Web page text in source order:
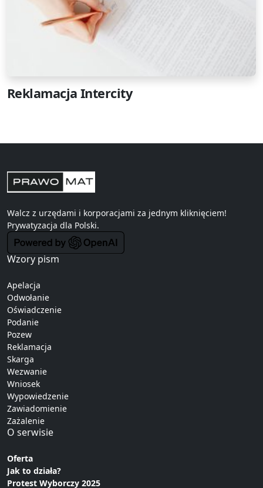
Reklamacja Intercity
Walcz z urzędami i korporacjami za jednym kliknięciem!
Prywatyzacja dla Polski.
Wzory pism
Apelacja
Odwołanie
Oświadczenie
Podanie
Pozew
Reklamacja
Skarga
Wezwanie
Wniosek
Wypowiedzenie
Zawiadomienie
Zażalenie
O serwisie
Oferta
Jak to działa?
Protest Wyborczy 2025